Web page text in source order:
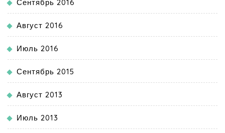
Сентябрь 2016
Август 2016
Июль 2016
Сентябрь 2015
Август 2013
Июль 2013